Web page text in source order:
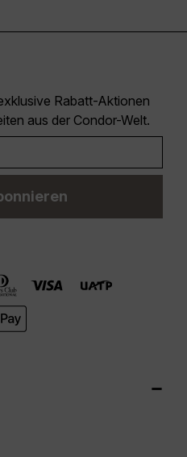
Rabatt-Aktionen
aus der Condor-Welt.